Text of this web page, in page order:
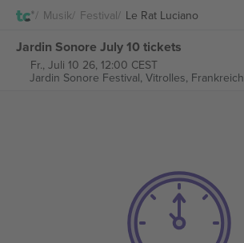
Musik Festival Le Rat Luciano
Jardin Sonore July 10 tickets
Fr., Juli 10 26, 12:00 CEST
Jardin Sonore Festival, Vitrolles, Frankreich